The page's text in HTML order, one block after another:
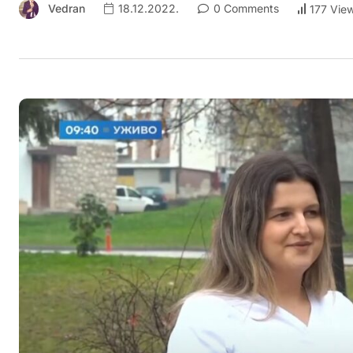
Vedran 18.12.2022. 0 Comments 177